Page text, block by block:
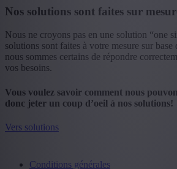
Nos solutions sont faites sur
Nous ne croyons pas en une solution “one
solutions sont faites à votre mesure sur base
nous sommes certains de répondre
vos besoins.
Vous voulez savoir comment nous
donc jeter un coup d’oeil à nos solutions!
Vers solutions
Conditions générales